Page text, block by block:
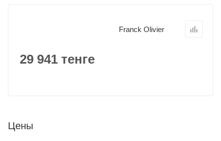
Franck Olivier
29 941 тенге
Цены